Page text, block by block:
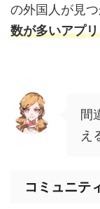
の外国人が見
数が多いアプ
間
え
コミュニテ